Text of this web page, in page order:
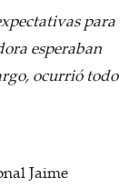
para
esperaban
ocurrió todo
Jaime